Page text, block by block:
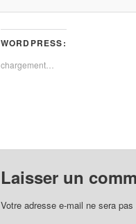
WORDPRESS:
chargement…
Laisser un
Votre adresse e-mail ne sera pas